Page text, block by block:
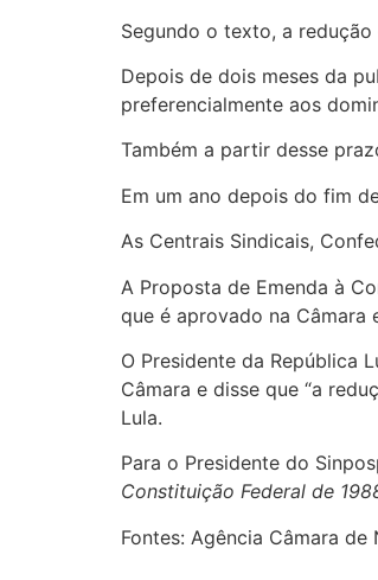
Segundo o texto, a
Depois de dois meses da
preferencialmente aos
Também a partir desse
Em um ano depois do fim
As Centrais Sindicais,
A Proposta de Emenda à
que é aprovado na Câmara
O Presidente da República
Câmara e disse que “a
Lula.
Para o Presidente do
Constituição Federal de
Fontes: Agência Câmara de